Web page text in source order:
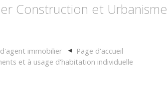
Construction et Urbanisme
immobilier
Page d'accueil
et à usage d'habitation individuelle